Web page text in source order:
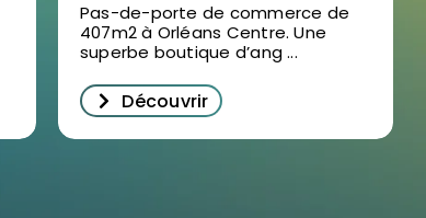
Pas-de-porte de commerce de
407m2 à Orléans Centre. Une
superbe boutique d’ang ...
Découvrir